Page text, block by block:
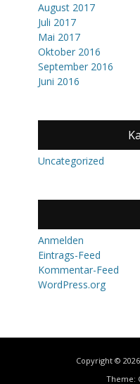
August 2017
Juli 2017
Mai 2017
Oktober 2016
September 2016
Juni 2016
Uncategorized
Anmelden
Eintrags-Feed
Kommentar-Feed
WordPress.org
Copyright © 2026
Theme: